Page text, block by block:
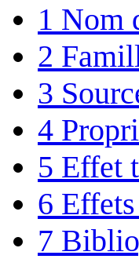
1 Nom
2
3
4
5 Effet
6
7